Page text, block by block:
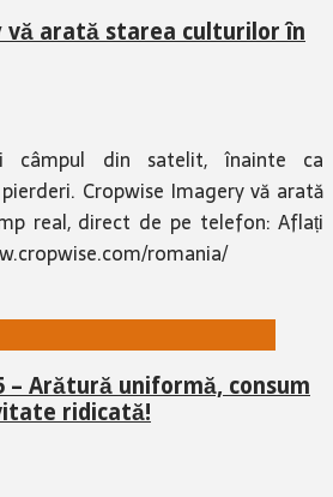
vă arată starea culturilor în
câmpul din satelit, înainte ca
Cropwise Imagery vă arată
real, direct de pe telefon: Aflați
romania/
– Arătură uniformă, consum
ridicată!